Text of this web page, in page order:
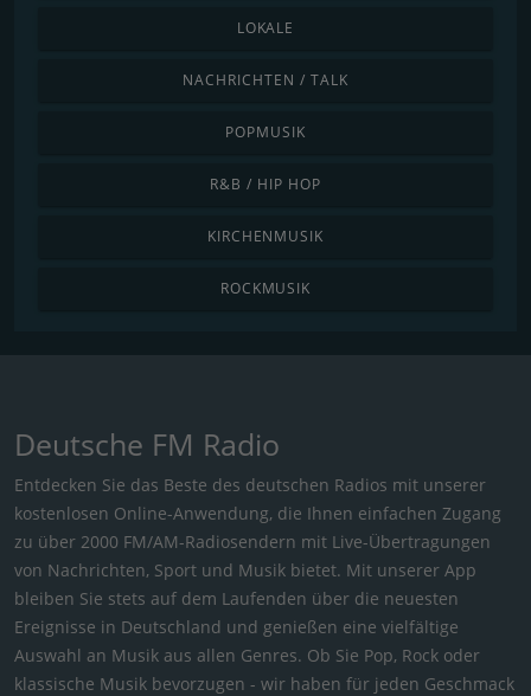
LOKALE
NACHRICHTEN / TALK
POPMUSIK
R&B / HIP HOP
KIRCHENMUSIK
ROCKMUSIK
Deutsche FM Radio
Entdecken Sie das Beste des deutschen Radios mit unserer
kostenlosen Online-Anwendung, die Ihnen einfachen Zugang
zu über 2000 FM/AM-Radiosendern mit Live-Übertragungen
von Nachrichten, Sport und Musik bietet. Mit unserer App
bleiben Sie stets auf dem Laufenden über die neuesten
Ereignisse in Deutschland und genießen eine vielfältige
Auswahl an Musik aus allen Genres. Ob Sie Pop, Rock oder
klassische Musik bevorzugen - wir haben für jeden Geschmack